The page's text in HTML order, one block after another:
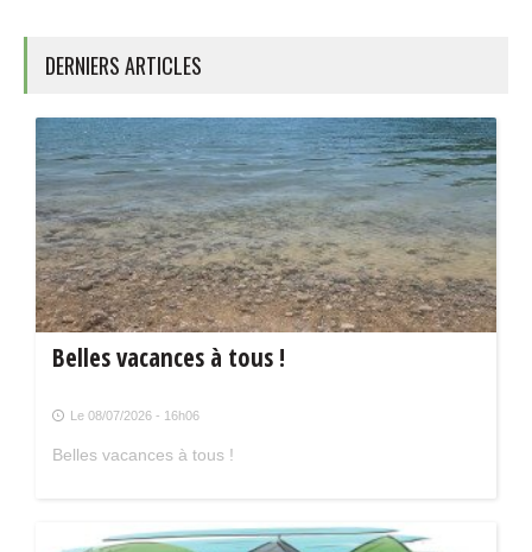
DERNIERS ARTICLES
Belles vacances à tous !
Le 08/07/2026 - 16h06
Belles vacances à tous !